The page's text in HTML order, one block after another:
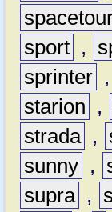
sport ,
sprinter ,
starion
,
strada ,
sunny ,
supra ,